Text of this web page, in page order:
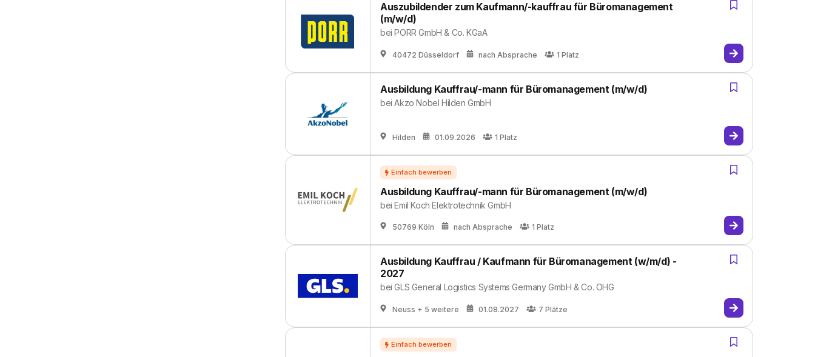
Auszubildender zum Kaufmann/-kauffrau für Büromanagement
(m/w/d)
beiPORR GmbH & Co. KGaA
40472 Düsseldorf nach Absprache 1 Platz
Ausbildung Kauffrau/-mann für Büromanagement (m/w/d)
beiAkzo Nobel Hilden GmbH
Hilden 01.09.2026 1 Platz
Ausbildung Kauffrau/-mann für Büromanagement (m/w/d)
beiEmil Koch Elektrotechnik GmbH
50769 Köln nach Absprache 1 Platz
Ausbildung Kauffrau / Kaufmann für Büromanagement (w/m/d) -
2027
beiGLS General Logistics Systems Germany GmbH & Co. OHG
Neuss + 5 weitere 01.08.2027 7 Plätze